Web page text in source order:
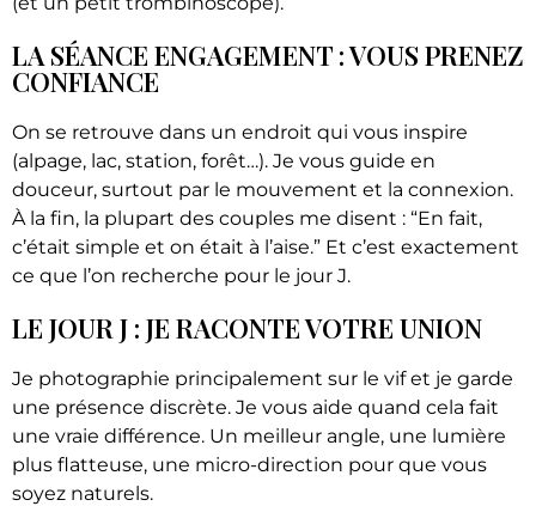
LA SÉANCE ENGAGEMENT : VOUS PRENEZ
CONFIANCE
On se retrouve dans un endroit qui vous inspire
(alpage, lac, station, forêt…). Je vous guide en
douceur, surtout par le mouvement et la connexion.
À la fin, la plupart des couples me disent : “En fait,
c’était simple et on était à l’aise.” Et c’est exactement
ce que l’on recherche pour le jour J.
LE JOUR J : JE RACONTE VOTRE UNION
Je photographie principalement sur le vif et je garde
une présence discrète. Je vous aide quand cela fait
une vraie différence. Un meilleur angle, une lumière
plus flatteuse, une micro-direction pour que vous
soyez naturels.